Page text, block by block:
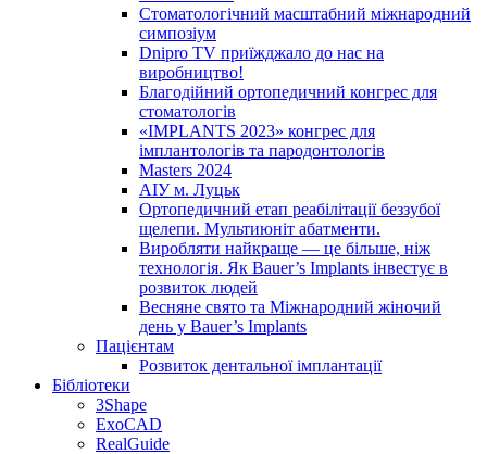
Стоматологічний масштабний міжнародний
симпозіум
Dnipro TV приїжджало до нас на
виробництво!
Благодійний ортопедичний конгрес для
стоматологів
«IMPLANTS 2023» конгрес для
імплантологів та пародонтологів
Masters 2024
АІУ м. Луцьк
Ортопедичний етап реабілітації беззубої
щелепи. Мультиюніт абатменти.
Виробляти найкраще — це більше, ніж
технологія. Як Bauer’s Implants інвестує в
розвиток людей
Весняне свято та Міжнародний жіночий
день у Bauer’s Implants
Пацієнтам
Розвиток дентальної імплантації
Бібліотеки
3Shape
ExoCAD
RealGuide